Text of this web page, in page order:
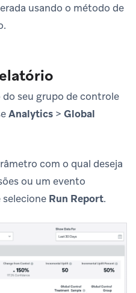
usando o método de
seu grupo de controle
Analytics > Global
com o qual deseja
ou um evento
Run Report.